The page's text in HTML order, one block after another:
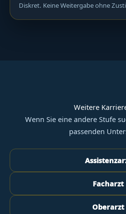
Diskret. Keine Weitergabe ohne
Weitere
Wenn Sie eine andere Stufe
passenden
Facharzt
Oberarzt